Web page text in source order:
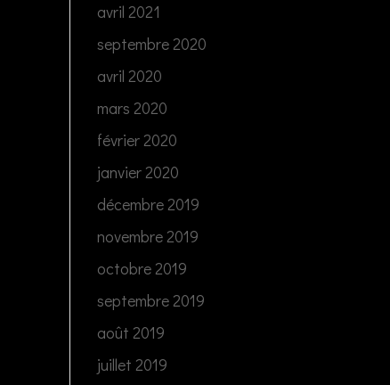
avril 2021
septembre 2020
avril 2020
mars 2020
février 2020
janvier 2020
décembre 2019
novembre 2019
octobre 2019
septembre 2019
août 2019
juillet 2019